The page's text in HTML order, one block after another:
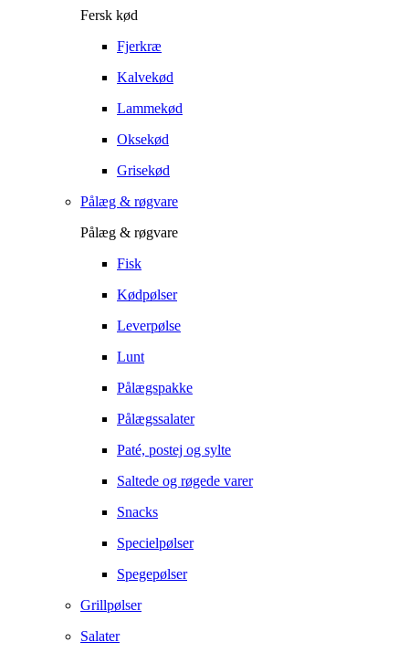
Fersk kød
Fjerkræ
Kalvekød
Lammekød
Oksekød
Grisekød
Pålæg & røgvare
Pålæg & røgvare
Fisk
Kødpølser
Leverpølse
Lunt
Pålægspakke
Pålægssalater
Paté, postej og sylte
Saltede og røgede varer
Snacks
Specielpølser
Spegepølser
Grillpølser
Salater